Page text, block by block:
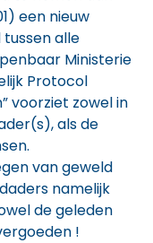
een nieuw
alle
Ministerie
Protocol
voorziet zowel in
als de
van geweld
namelijk
de geleden
!